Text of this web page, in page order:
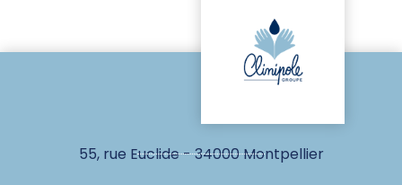
55, rue Euclide - 34000 Montpellier